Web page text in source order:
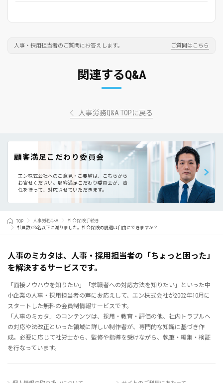
人事・採用担当者のご質問にお答えします。 ご質問はこちら
関連するQ&A
人事労務Q&A TOPに戻る
顧客満足こだわり委員会
エン株式会社へのご意見・ご要望は、こちらから
お寄せください。 顧客満足こだわり委員会が、責
任を持って、対応させていただきます。
TOP 人事労務Q&A
社会保険手続き
社員数が5名以下に減りました。社会保険の脱退は自由にできますか？
人事のミカタは、人事・採用担当者の「ちょっと困った」
を解決するサービスです。
「面接ノウハウを知りたい」「求職者への対応方法を知りたい」といった中
小企業の人事・採用担当者の声にお応えして、エン株式会社が2002年10月に
スタートした無料の会員制情報サービスです。
「人事のミカタ」のコンテンツは、採用・教育・評価の他、社内トラブルへ
の対応や法改正といった領域に詳しい制作者が、専門的な知識に基づき作
成。必要に応じて社労士から、監修や指導を受けながら、執筆・編集・検証
を行なっています。